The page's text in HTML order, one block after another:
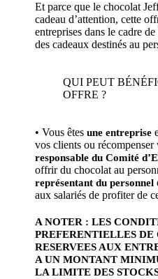
Et parce que le chocolat
cadeau d’attention, cette
entreprises dans le cadre
des cadeaux destinés au
QUI PEUT
OFFRE ?
• Vous êtes une entreprise
vos clients ou récompenser
responsable du Comité
offrir du chocolat au
représentant du personnel
aux salariés de profiter de
A NOTER : LES
PREFERENTIELLES DE
RESERVEES AUX
A UN MONTANT
LA LIMITE DES